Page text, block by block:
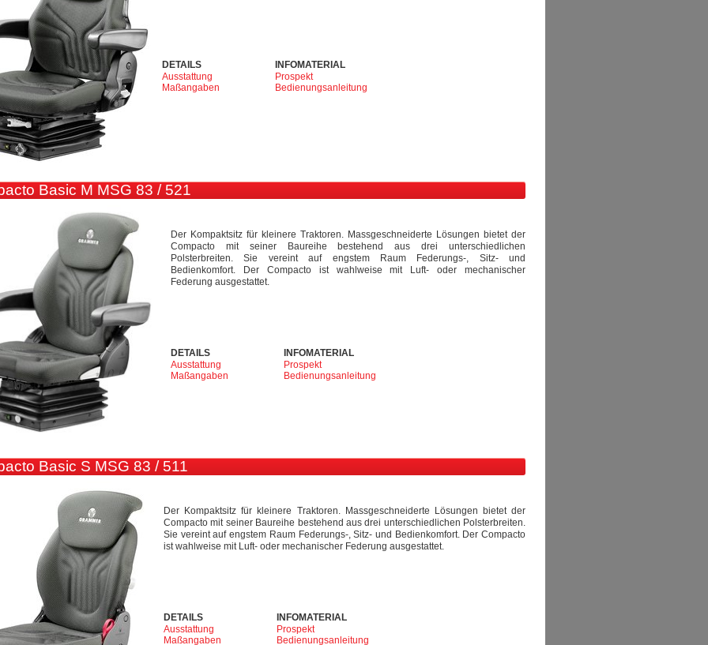
DETAILS
Ausstattung
Maßangaben
INFOMATERIAL
Prospekt
Bedienungsanleitung
Basic M MSG 83 / 521
Der Kompaktsitz für kleinere Traktoren. Massgeschneiderte Lösungen bietet der
Compacto mit seiner Baureihe bestehend aus drei unterschiedlichen
Polsterbreiten. Sie vereint auf engstem Raum Federungs-, Sitz- und
Bedienkomfort. Der Compacto ist wahlweise mit Luft- oder mechanischer
Federung ausgestattet.
DETAILS
Ausstattung
Maßangaben
INFOMATERIAL
Prospekt
Bedienungsanleitung
Basic S MSG 83 / 511
Der Kompaktsitz für kleinere Traktoren. Massgeschneiderte Lösungen bietet der
Compacto mit seiner Baureihe bestehend aus drei unterschiedlichen Polsterbreiten.
Sie vereint auf engstem Raum Federungs-, Sitz- und Bedienkomfort. Der Compacto
ist wahlweise mit Luft- oder mechanischer Federung ausgestattet.
DETAILS
Ausstattung
Maßangaben
INFOMATERIAL
Prospekt
Bedienungsanleitung